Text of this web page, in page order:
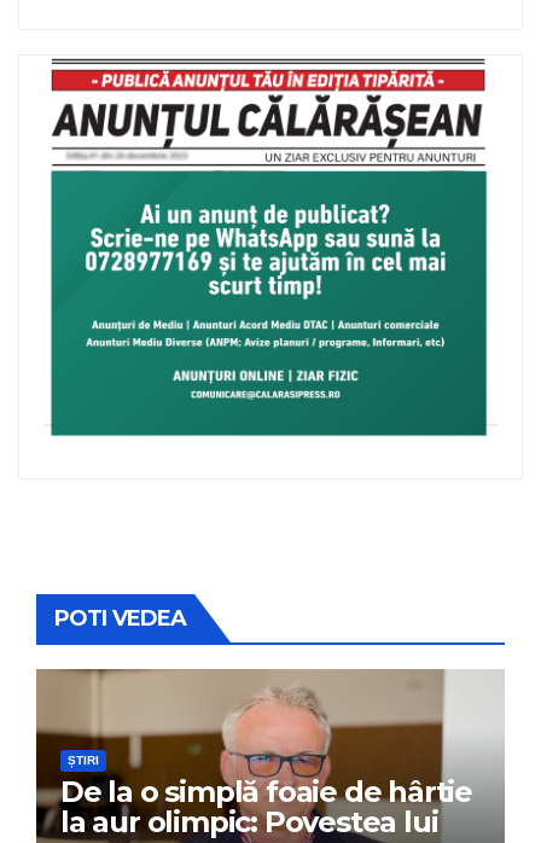
POTI VEDEA
ȘTIRI
De la o simplă foaie de hârtie
la aur olimpic: Povestea lui